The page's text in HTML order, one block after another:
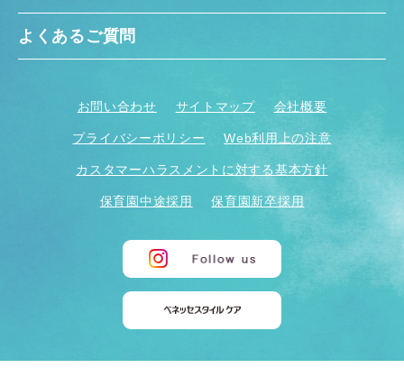
埼玉県 埼玉県 全域
兵庫県 兵庫県 全域
よくあるご質問
お問い合わせ サイトマップ 会社概要
プライバシーポリシー Web利用上の注意
カスタマーハラスメントに対する基本方針
保育園中途採用 保育園新卒採用